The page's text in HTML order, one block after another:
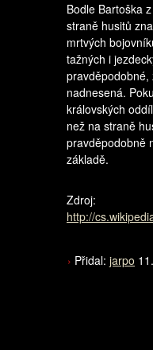
Bodle Bartoška
straně husitů
mrtvých
tažných i
nadnesená.
královských
než na straně
pravděpodobně
základě.
Zdroj:
http://
Přidal: jarpo